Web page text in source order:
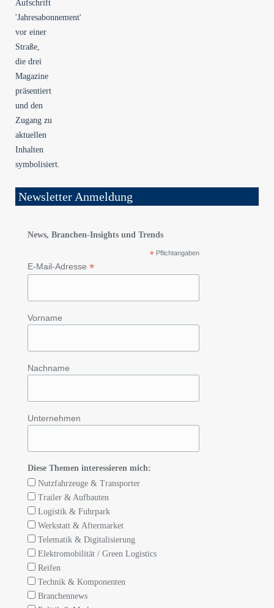
Newsletter Anmeldung
News, Branchen-Insights und Trends
* Pflichtangaben
E-Mail-Adresse *
Vorname
Nachname
Unternehmen
Diese Themen interessieren mich:
Nutzfahrzeuge & Transporter
Trailer & Aufbauten
Logistik & Fuhrpark
Werkstatt & Aftermarket
Telematik & Digitalisierung
Elektromobilität / Green Logistics
Reifen
Technik & Komponenten
Branchennews